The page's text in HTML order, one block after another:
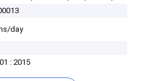
day
: 2015